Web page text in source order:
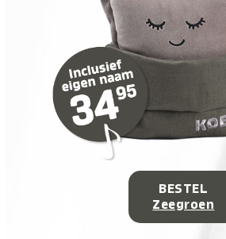
BESTEL
Zeegroen